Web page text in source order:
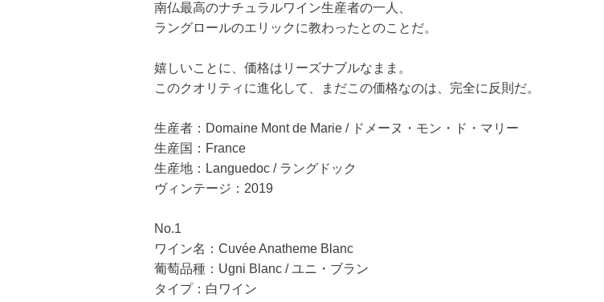
南仏最高のナチュラルワイン生産者の一人、
ラングロールのエリックに教わったとのことだ。
嬉しいことに、価格はリーズナブルなまま。
このクオリティに進化して、まだこの価格なのは、完全に反則だ。
生産者：Domaine Mont de Marie / ドメーヌ・モン・ド・マリー
生産国：France
生産地：Languedoc / ラングドック
ヴィンテージ：2019
No.1
ワイン名：Cuvée Anatheme Blanc
葡萄品種：Ugni Blanc / ユニ・ブラン
タイプ：白ワイン